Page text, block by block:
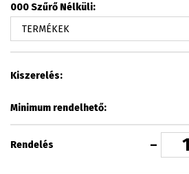
000 Szűrő Nélküli:
Kiszerelés:
Minimum rendelhető:
Rendelés -